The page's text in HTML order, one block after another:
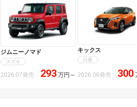
ジムニーノマド
スズキ
2026.07発売 293 万円 ～
キックス
日産
2026.06発売 300